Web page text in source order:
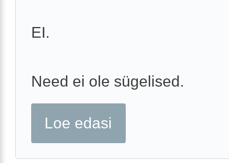
EI.
Need ei ole sügelised.
Loe edasi